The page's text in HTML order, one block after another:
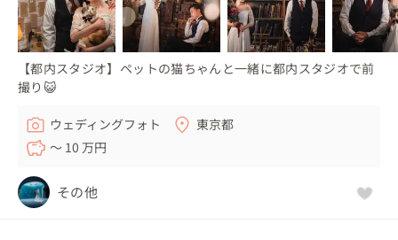
【都内スタジオ】ペットの猫ちゃんと一緒に都内スタジオで前
撮り😺
ウェディングフォト
東京都
〜 10 万円
その他